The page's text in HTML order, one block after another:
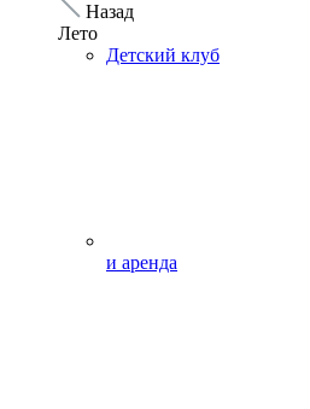
Назад
Лето
Детский клуб
и аренда